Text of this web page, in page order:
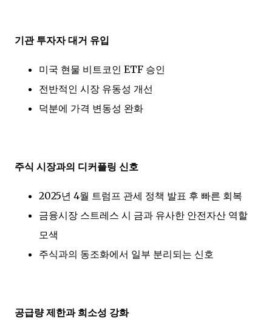
기관 투자자 대거 유입
미국 현물 비트코인 ETF 승인
전반적인 시장 유동성 개선
덕분에 가격 변동성 완화
주식 시장과의 디커플링 신호
2025년 4월 트럼프 관세 정책 발표 후 빠른 회복
금융시장 스트레스 시 금과 유사한 안전자산 역할
모색
주식과의 동조화에서 일부 분리되는 신호
공급량 제한과 희소성 강화